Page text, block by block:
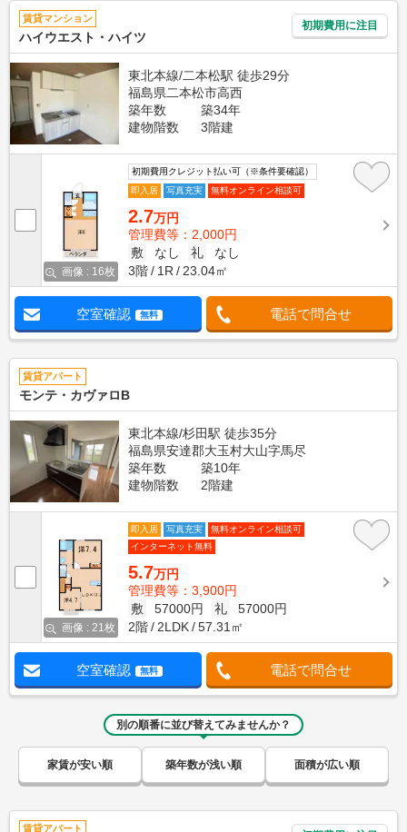
賃貸マンション
ハイウエスト・ハイツ
初期費用に注目
東北本線/二本松駅 徒歩29分
福島県二本松市高西
築年数
築34年
建物階数
3階建
画像 : 16枚
初期費用クレジット払い可（※条件要確認）
即入居
写真充実 無料オンライン相談可
2.7万円
管理費等：2,000円
敷
なし 礼
なし
3階
1R 23.04㎡
空室確認 無料 電話で問合せ
賃貸アパート
モンテ・カヴァロB
東北本線/杉田駅 徒歩35分
福島県安達郡大玉村大山字馬尽
築年数
築10年
建物階数
2階建
画像 : 21枚
即入居 写真充実
無料オンライン相談可
インターネット無料
5.7万円
管理費等：3,900円
敷
57000円 礼
57000円
2階
2LDK 57.31㎡
空室確認 無料 電話で問合せ
別の順番に並び替えてみませんか？
家賃が安い順 築年数が浅い順 面積が広い順
賃貸アパート